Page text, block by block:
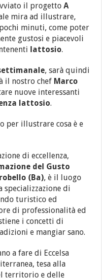
il progettoA
mira ad illustrare,
minuti, come poter
gustosi e piacevoli
lattosio.
, sarà quindi
il nostro chef Marco
nuove interessanti
lattosio.
per illustrare cosa è e
di eccellenza,
del Gusto
(Ba), è il luogo
specializzazione di
turistico ed
di professionalità ed
i concetti di
e mangiar sano.
a fare di Eccelsa
tesa alla
territorio e delle